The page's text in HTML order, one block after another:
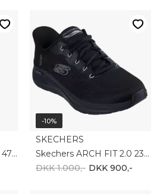
-10%
SKECHERS
Skechers ARCH FIT 2.0 232712 NVRD
DKK 1.000,-
DKK 900,-